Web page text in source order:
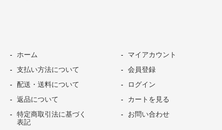
ホーム
支払い方法について
配送・送料について
返品について
特定商取引法に基づく
表記
マイアカウント
会員登録
ログイン
カートを見る
お問い合わせ